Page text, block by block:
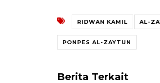
RIDWAN KAMIL AL-
PONPES AL-ZAYTUN
Berita Terkait